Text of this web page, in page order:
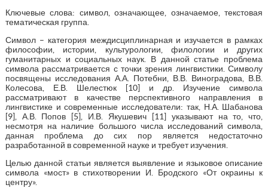
Ключевые слова: символ, означающее, означаемое, текстовая
тематическая группа.
Символ – категория междисциплинарная и изучается в рамках
философии, истории, культурологии, филологии и других
гуманитарных и социальных наук. В данной статье проблема
символа рассматривается с точки зрения лингвистики. Символу
посвящены исследования А.А. Потебни, В.В. Виноградова, В.В.
Колесова, Е.В. Шелестюк [10] и др. Изучение символа
рассматривают в качестве перспективного направления в
лингвистике и современные исследователи: так, Н.А. Шабанова
[9], А.В. Попов [5], И.В. Якушевич [11] указывают на то, что,
несмотря на наличие большого числа исследований символа,
данная проблема до сих пор является недостаточно
разработанной в современной науке и требует изучения.
Целью данной статьи является выявление и языковое описание
символа «мост» в стихотворении И. Бродского «От окраины к
центру».